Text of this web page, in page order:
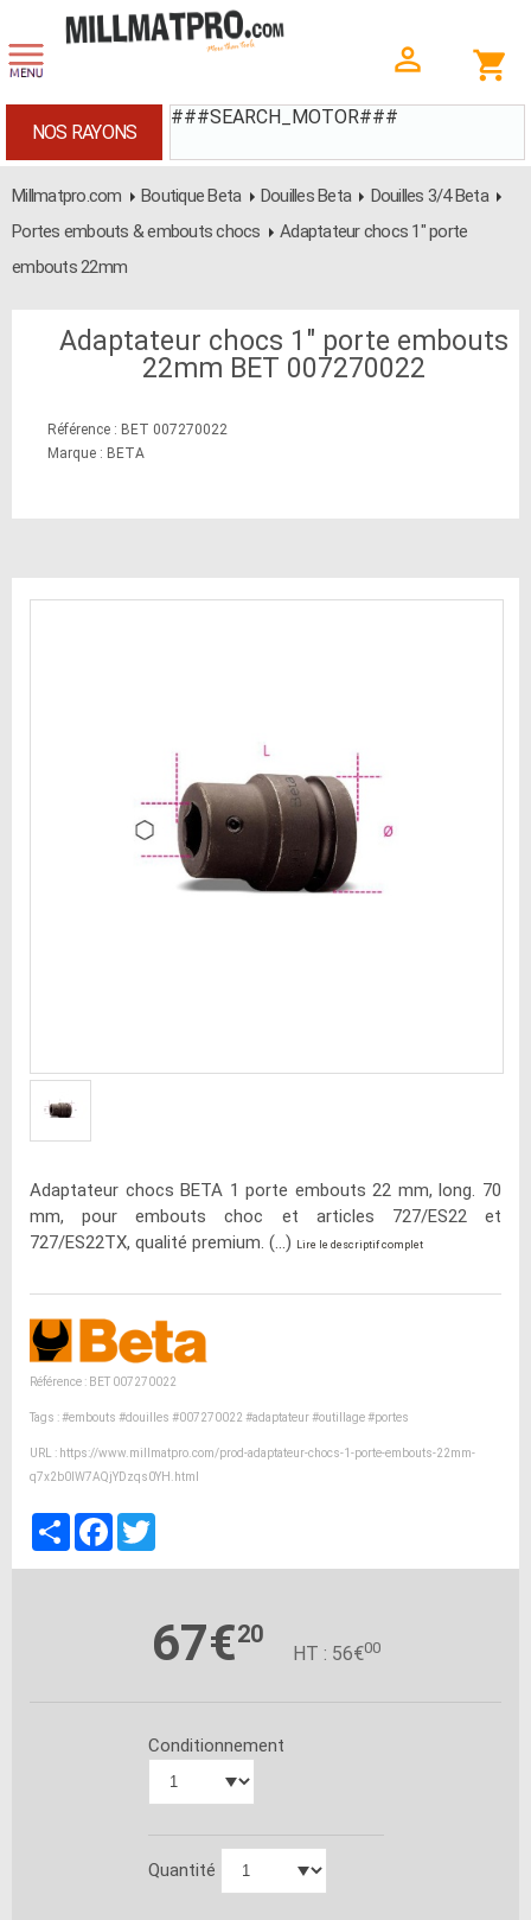
###SEARCH_MOTOR###
NOS RAYONS
Millmatpro.com Boutique Beta Douilles Beta
Douilles 3/4 Beta
Portes embouts & embouts chocs
Adaptateur chocs 1" porte
embouts 22mm
Adaptateur chocs 1" porte embouts
22mm BET 007270022
Référence : BET 007270022
Marque : BETA
Adaptateur chocs BETA 1 porte embouts 22 mm, long. 70
mm, pour embouts choc et articles 727/ES22 et
727/ES22TX, qualité premium. (...)
Lire le descriptif complet
Référence : BET 007270022
Tags :#embouts #douilles #007270022 #adaptateur#outillage#portes
URL : https://www.millmatpro.com/prod-adaptateur-chocs-1-porte-embouts-22mm-
q7x2b0lW7AQjYDzqs0YH.html
PartagerFacebook
67€20
HT : 56€00
Conditionnement
Quantité